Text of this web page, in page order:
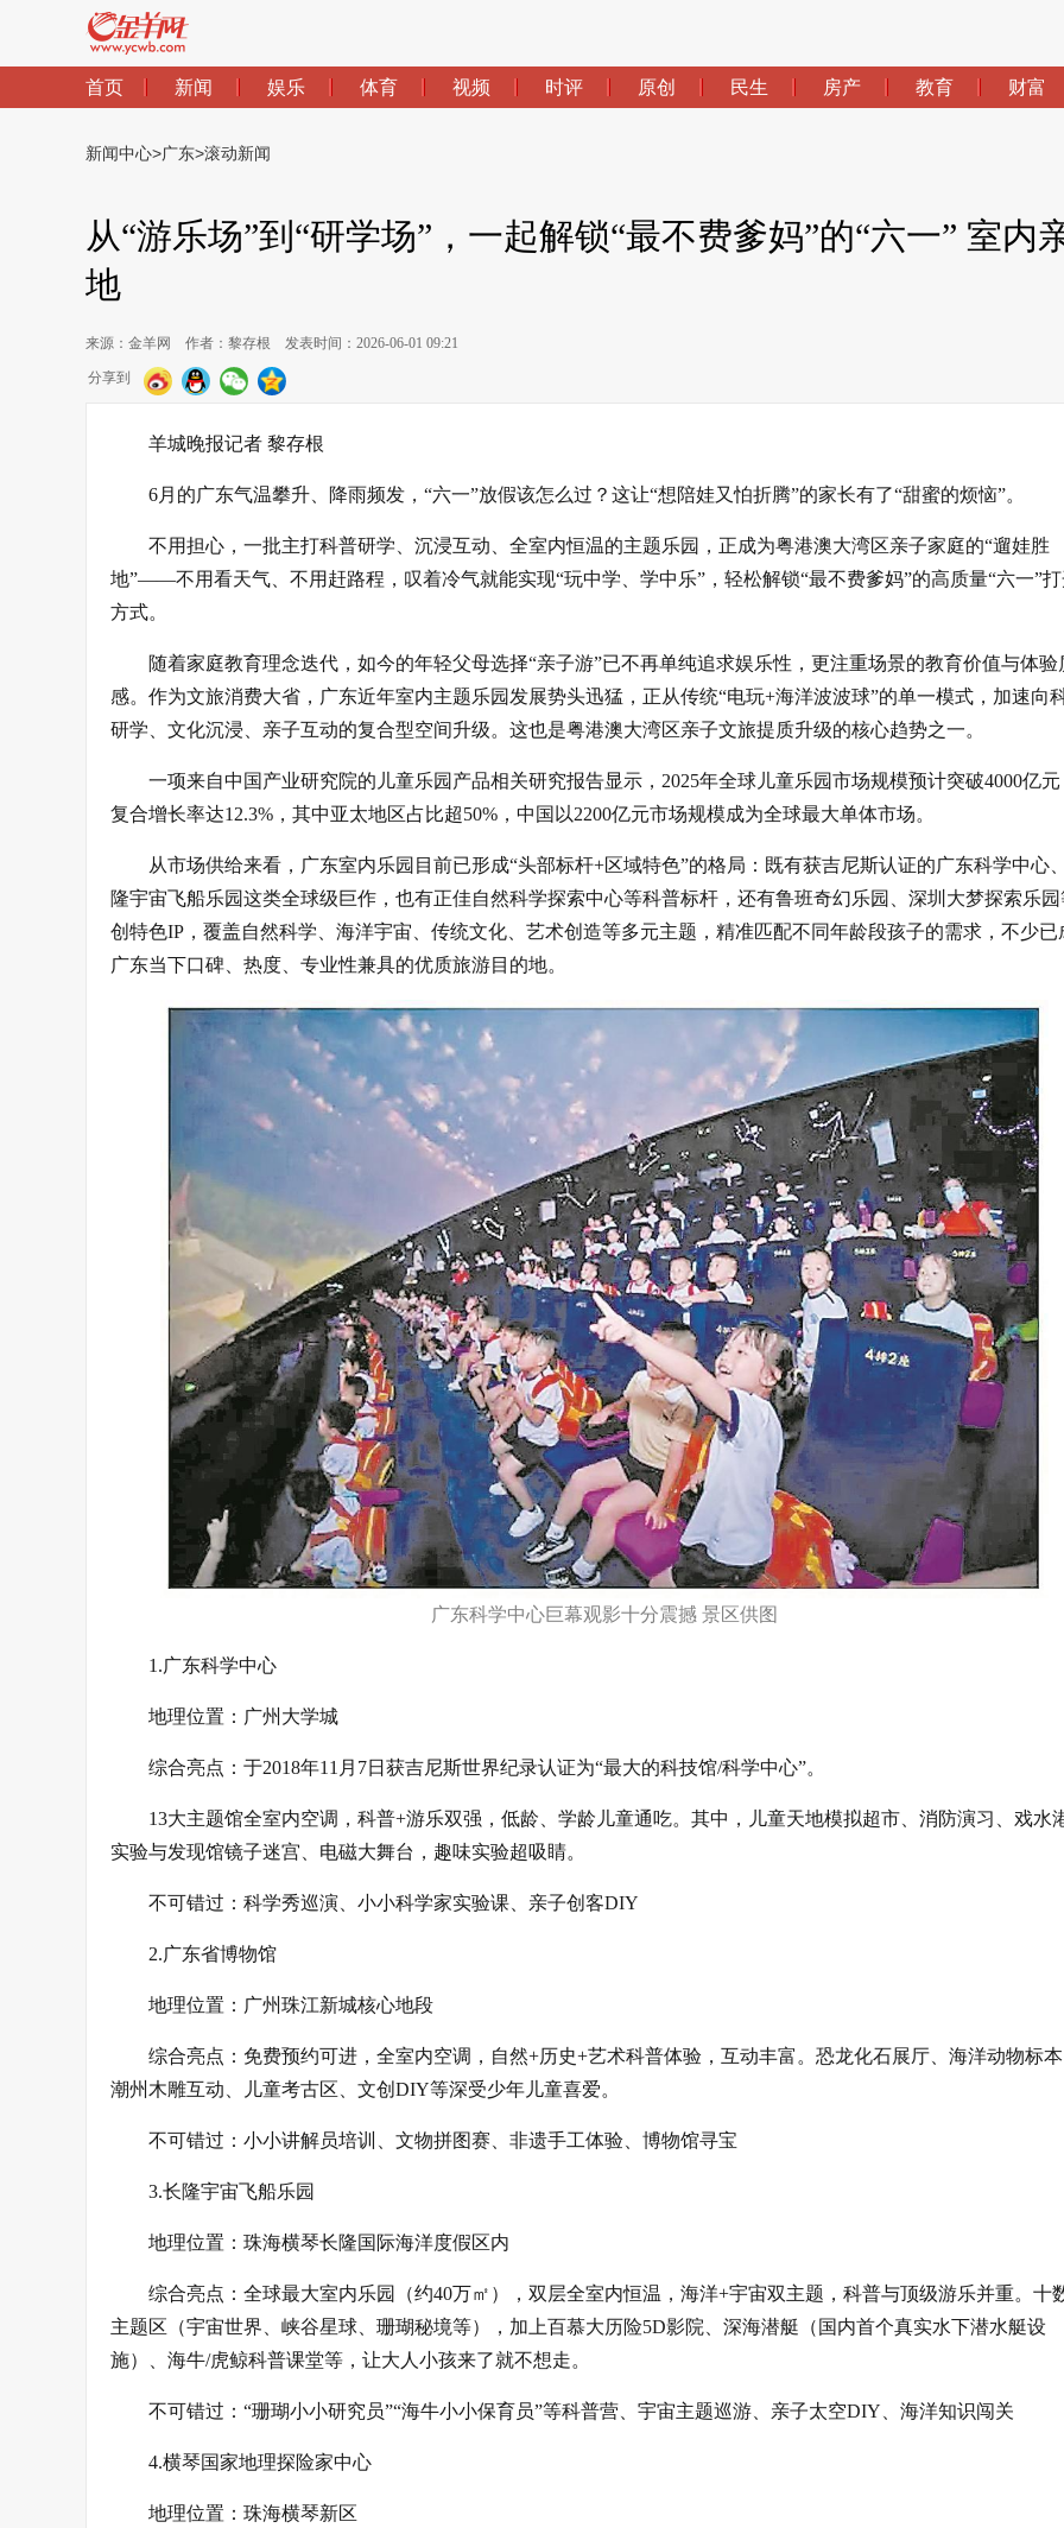
首页 新闻 娱乐 体育 视频 时评 原创 民生 房产 教育 财富
新闻中心>广东>滚动新闻
从“游乐场”到“研学场”，一起解锁“最不费爹妈”的“六一” 室
地
来源：金羊网 作者：黎存根 发表时间：2026-06-01 09:21
分享到
羊城晚报记者 黎存根
6月的广东气温攀升、降雨频发，“六一”放假该怎么过？这让“想陪娃又怕折腾”的家长有了“甜蜜的烦恼”。
不用担心，一批主打科普研学、沉浸互动、全室内恒温的主题乐园，正成为粤港澳大湾区亲子家庭的“遛娃胜
地”——不用看天气、不用赶路程，叹着冷气就能实现“玩中学、学中乐”，轻松解锁“最不费爹妈”的高质量“六一”
方式。
随着家庭教育理念迭代，如今的年轻父母选择“亲子游”已不再单纯追求娱乐性，更注重场景的教育价值与体验
感。作为文旅消费大省，广东近年室内主题乐园发展势头迅猛，正从传统“电玩+海洋波波球”的单一模式，加速向
研学、文化沉浸、亲子互动的复合型空间升级。这也是粤港澳大湾区亲子文旅提质升级的核心趋势之一。
一项来自中国产业研究院的儿童乐园产品相关研究报告显示，2025年全球儿童乐园市场规模预计突破4000亿
复合增长率达12.3%，其中亚太地区占比超50%，中国以2200亿元市场规模成为全球最大单体市场。
从市场供给来看，广东室内乐园目前已形成“头部标杆+区域特色”的格局：既有获吉尼斯认证的广东科学中心
隆宇宙飞船乐园这类全球级巨作，也有正佳自然科学探索中心等科普标杆，还有鲁班奇幻乐园、深圳大梦探索乐
创特色IP，覆盖自然科学、海洋宇宙、传统文化、艺术创造等多元主题，精准匹配不同年龄段孩子的需求，不少已
广东当下口碑、热度、专业性兼具的优质旅游目的地。
广东科学中心巨幕观影十分震撼 景区供图
1.广东科学中心
地理位置：广州大学城
综合亮点：于2018年11月7日获吉尼斯世界纪录认证为“最大的科技馆/科学中心”。
13大主题馆全室内空调，科普+游乐双强，低龄、学龄儿童通吃。其中，儿童天地模拟超市、消防演习、戏水
实验与发现馆镜子迷宫、电磁大舞台，趣味实验超吸睛。
不可错过：科学秀巡演、小小科学家实验课、亲子创客DIY
2.广东省博物馆
地理位置：广州珠江新城核心地段
综合亮点：免费预约可进，全室内空调，自然+历史+艺术科普体验，互动丰富。恐龙化石展厅、海洋动物标
潮州木雕互动、儿童考古区、文创DIY等深受少年儿童喜爱。
不可错过：小小讲解员培训、文物拼图赛、非遗手工体验、博物馆寻宝
3.长隆宇宙飞船乐园
地理位置：珠海横琴长隆国际海洋度假区内
综合亮点：全球最大室内乐园（约40万㎡），双层全室内恒温，海洋+宇宙双主题，科普与顶级游乐并重。十
主题区（宇宙世界、峡谷星球、珊瑚秘境等），加上百慕大历险5D影院、深海潜艇（国内首个真实水下潜水艇设
施）、海牛/虎鲸科普课堂等，让大人小孩来了就不想走。
不可错过：“珊瑚小小研究员”“海牛小小保育员”等科普营、宇宙主题巡游、亲子太空DIY、海洋知识闯关
4.横琴国家地理探险家中心
地理位置：珠海横琴新区